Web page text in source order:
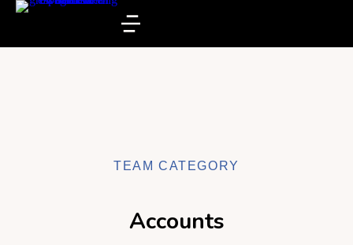
TEAM CATEGORY
Accounts